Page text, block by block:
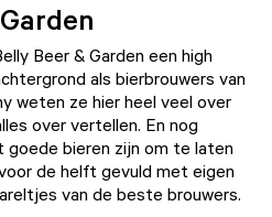
Beer & Garden een high
als bierbrouwers van
weten ze hier heel veel over
over vertellen. En nog
goede bieren zijn om te laten
de helft gevuld met eigen
van de beste brouwers.